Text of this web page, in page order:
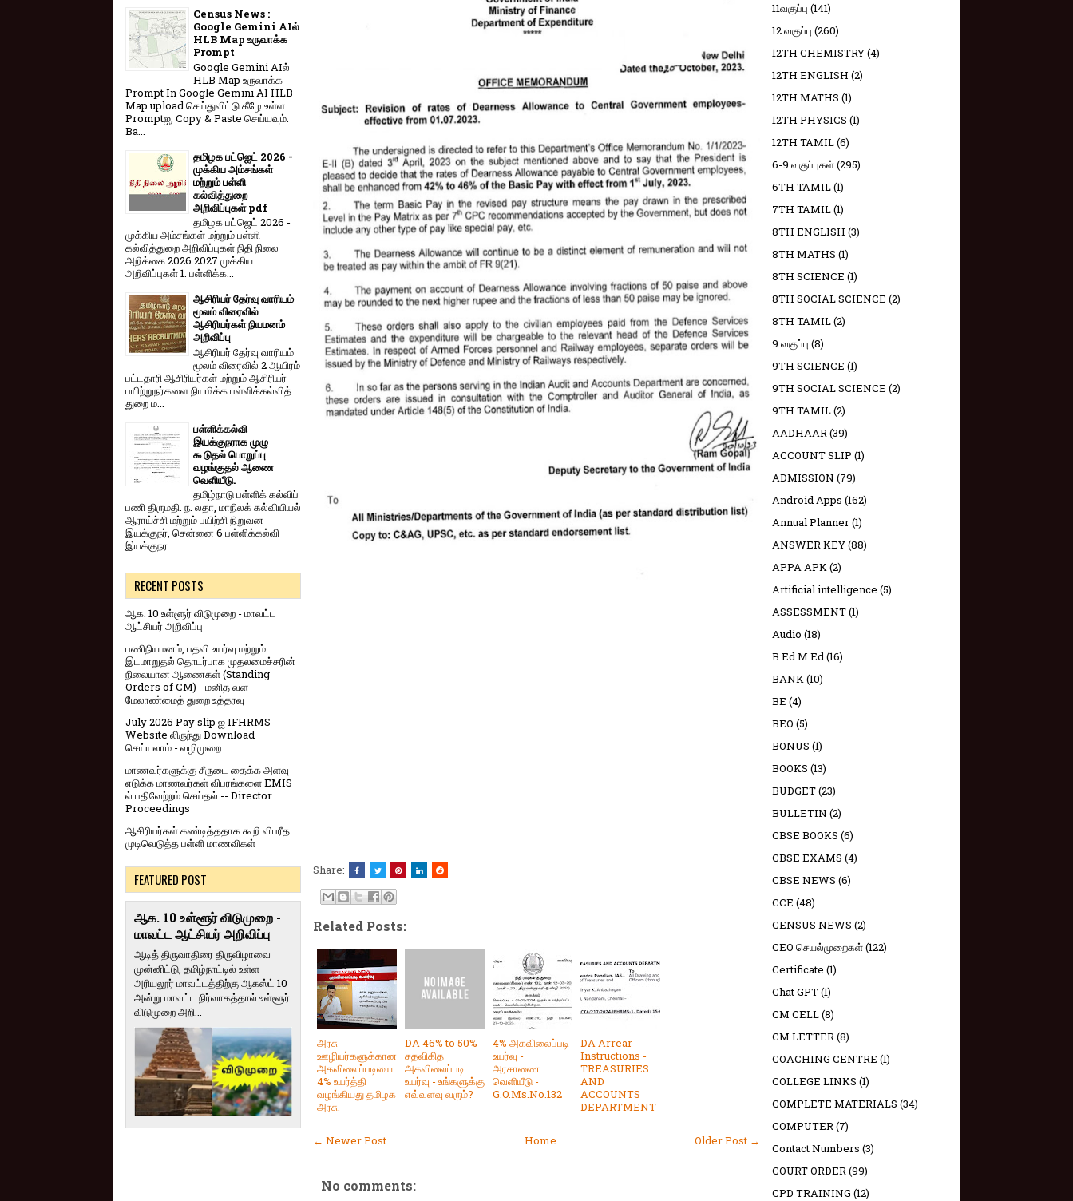
Share:
Related Posts:
அரசு
ஊழியர்களுக்கான
அகவிலைப்படியை
4% உயர்த்தி
வழங்கியது தமிழக
அரசு.
DA 46% to 50%
சதவிகித
அகவிலைப்படி
உயர்வு - உங்களுக்கு
எவ்வளவு வரும்?
4% அகவிலைப்படி
உயர்வு -
அரசாணை
வெளியீடு -
G.O.Ms.No.132
DA Arrear
Instructions -
TREASURIES
AND
ACCOUNTS
DEPARTMENT
← Newer Post Older Post →
Home
No comments:
Census News :
Google Gemini AIல்
HLB Map உருவாக்க
Prompt
Google Gemini AIல்
HLB Map உருவாக்க
Prompt In Google Gemini AI HLB
Map upload செய்துவிட்டு கீழே உள்ள
Promptஐ, Copy & Paste செய்யவும்.
Ba...
தமிழக பட்ஜெட் 2026 -
முக்கிய அம்சங்கள்
மற்றும் பள்ளி
கல்வித்துறை
அறிவிப்புகள் pdf
தமிழக பட்ஜெட் 2026 -
முக்கிய அம்சங்கள் மற்றும் பள்ளி
கல்வித்துறை அறிவிப்புகள் நிதி நிலை
அறிக்கை 2026 2027 முக்கிய
அறிவிப்புகள் 1. பள்ளிக்க...
ஆசிரியர் தேர்வு வாரியம்
மூலம் விரைவில்
ஆசிரியர்கள் நியமனம்
அறிவிப்பு
ஆசிரியர் தேர்வு வாரி​யம்
மூலம் விரை​வில் 2 ஆயிரம்
பட்​ட​தாரி ஆசிரியர்​கள் மற்​றும் ஆசிரியர்
பயிற்றுநர்​களை நியமிக்க பள்​ளிக்​கல்​வித்​
துறை ம...
பள்ளிக்கல்வி
இயக்குநராக முழு
கூடுதல் பொறுப்பு
வழங்குதல் ஆணை
வெளியீடு.
தமிழ்நாடு பள்ளிக் கல்விப்
பணி திருமதி. ந. லதா, மாநிலக் கல்வியியல்
ஆராய்ச்சி மற்றும் பயிற்சி நிறுவன
இயக்குநர், சென்னை 6 பள்ளிக்கல்வி
இயக்குநர...
RECENT POSTS
ஆக. 10 உள்ளூர் விடுமுறை - மாவட்ட
ஆட்சியர் அறிவிப்பு
பணிநியமனம், பதவி உயர்வு மற்றும்
இடமாறுதல் தொடர்பாக முதலமைச்சரின்
நிலையான ஆணைகள் (Standing
Orders of CM) - மனித வள
மேலாண்மைத் துறை உத்தரவு
July 2026 Pay slip ஐ IFHRMS
Website லிருந்து Download
செய்யலாம் - வழிமுறை
மாணவர்களுக்கு சீருடை தைக்க அளவு
எடுக்க மாணவர்கள் விபரங்களை EMIS
ல் பதிவேற்றம் செய்தல் -- Director
Proceedings
ஆசிரியர்கள் கண்டித்ததாக கூறி விபரீத
முடிவெடுத்த பள்ளி மாணவிகள்
FEATURED POST
ஆக. 10 உள்ளூர் விடுமுறை -
மாவட்ட ஆட்சியர் அறிவிப்பு
ஆடித் திருவாதிரை திருவிழாவை
முன்னிட்டு, தமிழ்நாட்டில் உள்ள
அரியலூர் மாவட்டத்திற்கு ஆகஸ்ட் 10
அன்று மாவட்ட நிர்வாகத்தால் உள்ளூர்
விடுமுறை அறி...
11வகுப்பு (141)
12 வகுப்பு (260)
12TH CHEMISTRY(4)
12TH ENGLISH (2)
12TH MATHS (1)
12TH PHYSICS (1)
12TH TAMIL(6)
6-9 வகுப்புகள்(295)
6TH TAMIL(1)
7TH TAMIL(1)
8TH ENGLISH (3)
8TH MATHS (1)
8TH SCIENCE (1)
8TH SOCIAL SCIENCE (2)
8TH TAMIL(2)
9 வகுப்பு (8)
9TH SCIENCE (1)
9TH SOCIAL SCIENCE (2)
9TH TAMIL(2)
AADHAAR(39)
ACCOUNT SLIP (1)
ADMISSION (79)
Android Apps (162)
Annual Planner(1)
ANSWER KEY(88)
APPA APK(2)
Artificial intelligence (5)
ASSESSMENT(1)
Audio (18)
B.Ed M.Ed(16)
BANK(10)
BE (4)
BEO (5)
BONUS (1)
BOOKS (13)
BUDGET(23)
BULLETIN (2)
CBSE BOOKS (6)
CBSE EXAMS (4)
CBSE NEWS (6)
CCE (48)
CENSUS NEWS (2)
CEO செயல்முறைகள்(122)
Certificate (1)
Chat GPT(1)
CM CELL(8)
CM LETTER(8)
COACHING CENTRE (1)
COLLEGE LINKS (1)
COMPLETE MATERIALS (34)
COMPUTER(7)
Contact Numbers (3)
COURT ORDER(99)
CPD TRAINING (12)